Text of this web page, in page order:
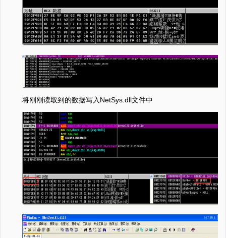
将刚刚读取到的数据写入NetSys.dll文件中